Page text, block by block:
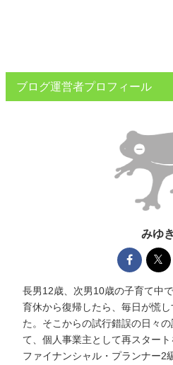
ブログ運営者プロフィール
みゆき
長男12歳、次男10歳の子育て中で
育休から復帰したら、毎日が慌
た。そこからの試行錯誤の日々
て、個人事業主として再スタート
ファイナンシャル・プランナー2